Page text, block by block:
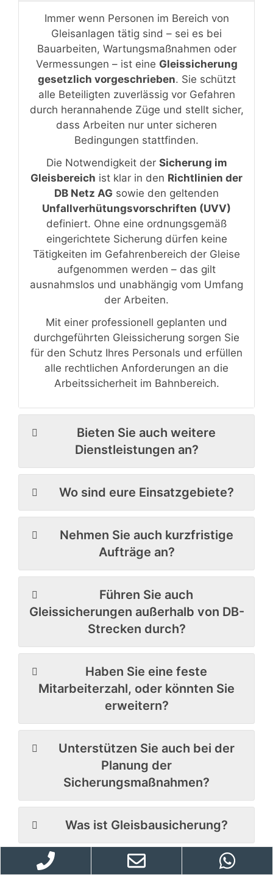
Immer wenn Personen im Bereich von
Gleisanlagen tätig sind – sei es bei
Bauarbeiten, Wartungsmaßnahmen oder
Vermessungen – ist eine Gleissicherung
gesetzlich vorgeschrieben. Sie schützt
alle Beteiligten zuverlässig vor Gefahren
durch herannahende Züge und stellt sicher,
dass Arbeiten nur unter sicheren
Bedingungen stattfinden.
Die Notwendigkeit der Sicherung im
Gleisbereich ist klar in den Richtlinien der
DB Netz AG sowie den geltenden
Unfallverhütungsvorschriften (UVV)
definiert. Ohne eine ordnungsgemäß
eingerichtete Sicherung dürfen keine
Tätigkeiten im Gefahrenbereich der Gleise
aufgenommen werden – das gilt
ausnahmslos und unabhängig vom Umfang
der Arbeiten.
Mit einer professionell geplanten und
durchgeführten Gleissicherung sorgen Sie
für den Schutz Ihres Personals und erfüllen
alle rechtlichen Anforderungen an die
Arbeitssicherheit im Bahnbereich.
Bieten Sie auch weitere
Dienstleistungen an?
Wo sind eure Einsatzgebiete?
Nehmen Sie auch kurzfristige
Aufträge an?
Führen Sie auch
Gleissicherungen außerhalb von DB-
Strecken durch?
Haben Sie eine feste
Mitarbeiterzahl, oder könnten Sie
erweitern?
Unterstützen Sie auch bei der
Planung der
Sicherungsmaßnahmen?
Was ist Gleisbausicherung?
Was ist ein BüP und was sind